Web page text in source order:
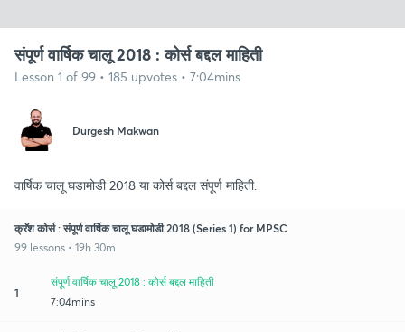
संपूर्ण वार्षिक चालू 2018 : कोर्स बद्दल माहिती
Lesson 1 of 99 • 185 upvotes • 7:04mins
Durgesh Makwan
वार्षिक चालू घडामोडी 2018 या कोर्स बद्दल संपूर्ण माहिती.
क्रॅश कोर्स : संपूर्ण वार्षिक चालू घडामोडी 2018 (Series 1) for MPSC
99 lessons • 19h 30m
1
संपूर्ण वार्षिक चालू 2018 : कोर्स बद्दल माहिती
7:04mins